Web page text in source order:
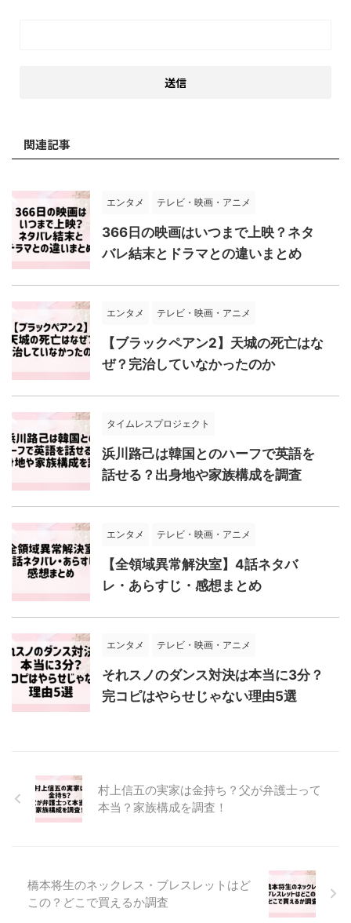
関連記事
エンタメ テレビ・映画・アニメ
366日の映画はいつまで上映？ネタ
バレ結末とドラマとの違いまとめ
エンタメ テレビ・映画・アニメ
【ブラックペアン2】天城の死亡はな
ぜ？完治していなかったのか
タイムレスプロジェクト
浜川路己は韓国とのハーフで英語を
話せる？出身地や家族構成を調査
エンタメ テレビ・映画・アニメ
【全領域異常解決室】4話ネタバ
レ・あらすじ・感想まとめ
エンタメ テレビ・映画・アニメ
それスノのダンス対決は本当に3分？
完コピはやらせじゃない理由5選
村上信五の実家は金持ち？父が弁護士って
本当？家族構成を調査！
橋本将生のネックレス・ブレスレットはど
この？どこで買えるか調査